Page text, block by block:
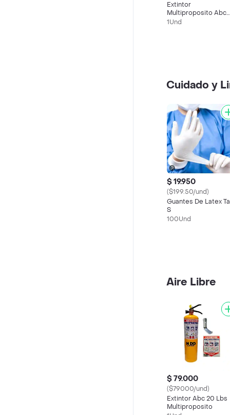
Extintor
Multiproposito Abc
10lbs
1Und
Cuidado y
$ 19.950
($199.50/und)
Guantes De Latex
S
100Und
Aire Libre
$ 79.000
($79000/und)
Extintor Abc 20 Lbs
Multiproposito